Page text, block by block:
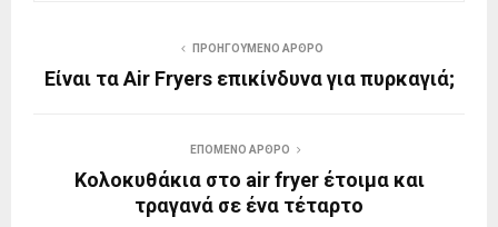
ΠΡΟΗΓΟΎΜΕΝΟ ΆΡΘΡΟ
Είναι τα Air Fryers επικίνδυνα για πυρκαγιά;
ΕΠΌΜΕΝΟ ΆΡΘΡΟ
Κολοκυθάκια στο air fryer έτοιμα και
τραγανά σε ένα τέταρτο